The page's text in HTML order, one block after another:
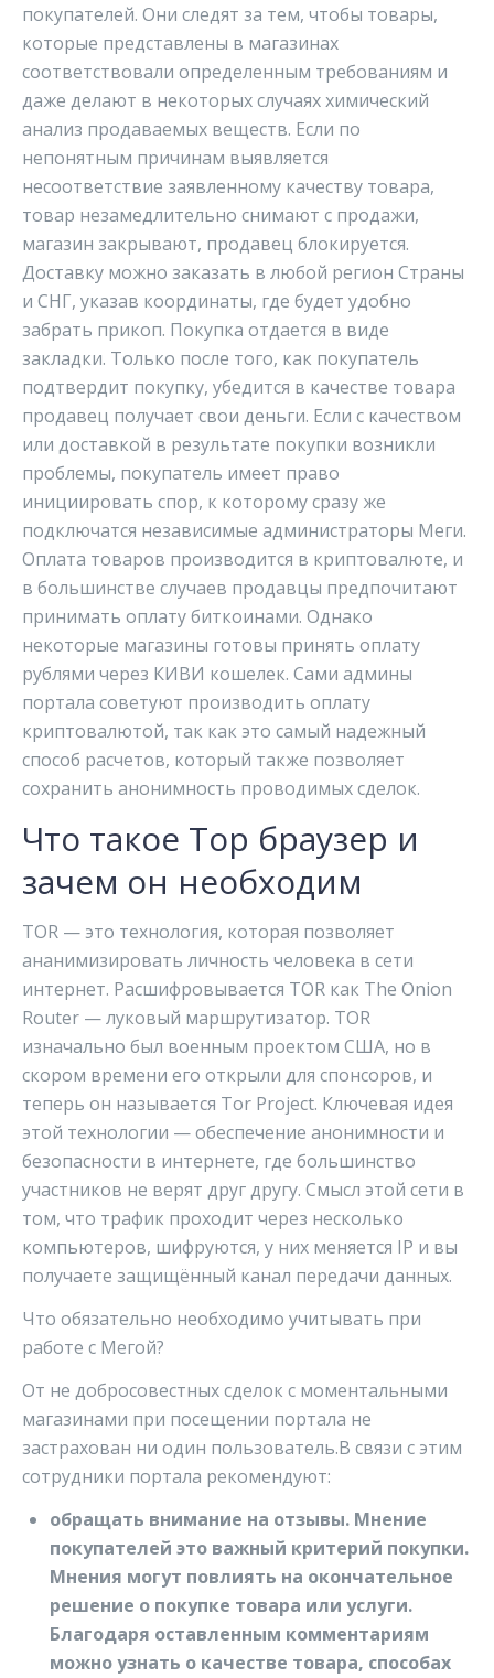
покупателей. Они следят за тем, чтобы товары,
которые представлены в магазинах
соответствовали определенным требованиям и
даже делают в некоторых случаях химический
анализ продаваемых веществ. Если по
непонятным причинам выявляется
несоответствие заявленному качеству товара,
товар незамедлительно снимают с продажи,
магазин закрывают, продавец блокируется.
Доставку можно заказать в любой регион Страны
и СНГ, указав координаты, где будет удобно
забрать прикоп. Покупка отдается в виде
закладки. Только после того, как покупатель
подтвердит покупку, убедится в качестве товара
продавец получает свои деньги. Если с качеством
или доставкой в результате покупки возникли
проблемы, покупатель имеет право
инициировать спор, к которому сразу же
подключатся независимые администраторы Меги.
Оплата товаров производится в криптовалюте, и
в большинстве случаев продавцы предпочитают
принимать оплату биткоинами. Однако
некоторые магазины готовы принять оплату
рублями через КИВИ кошелек. Сами админы
портала советуют производить оплату
криптовалютой, так как это самый надежный
способ расчетов, который также позволяет
сохранить анонимность проводимых сделок.
Что такое Тор браузер и
зачем он необходим
TOR — это технология, которая позволяет
ананимизировать личность человека в сети
интернет. Расшифровывается TOR как The Onion
Router — луковый маршрутизатор. TOR
изначально был военным проектом США, но в
скором времени его открыли для спонсоров, и
теперь он называется Tor Project. Ключевая идея
этой технологии — обеспечение анонимности и
безопасности в интернете, где большинство
участников не верят друг другу. Смысл этой сети в
том, что трафик проходит через несколько
компьютеров, шифруются, у них меняется IP и вы
получаете защищённый канал передачи данных.
Что обязательно необходимо учитывать при
работе с Мегой?
От не добросовестных сделок с моментальными
магазинами при посещении портала не
застрахован ни один пользователь.В связи с этим
сотрудники портала рекомендуют:
обращать внимание на отзывы. Мнение
покупателей это важный критерий покупки.
Мнения могут повлиять на окончательное
решение о покупке товара или услуги.
Благодаря оставленным комментариям
можно узнать о качестве товара, способах